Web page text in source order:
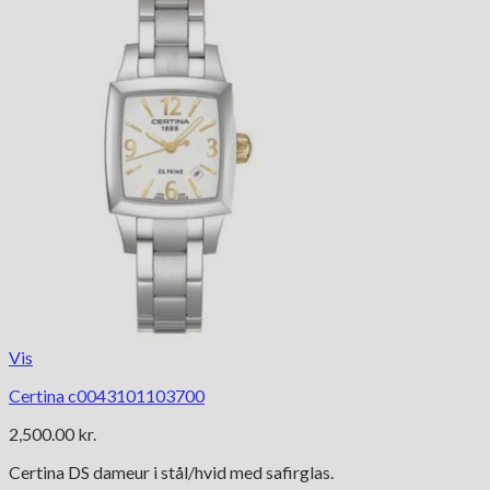
Vis
Certina c0043101103700
2,500.00 kr.
Certina DS dameur i stål/hvid med safirglas.